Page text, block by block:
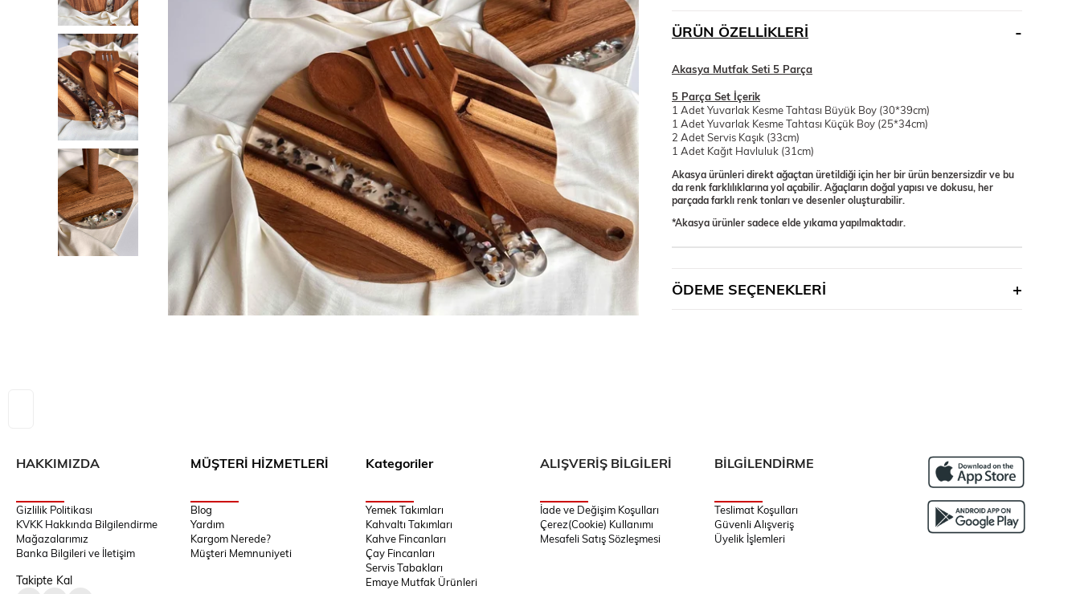
ÜRÜN ÖZELLIKLERI
Akasya Mutfak Seti 5 Parça
5 Parça Set İçerik
1 Adet Yuvarlak Kesme Tahtası Büyük Boy (30*39cm)
1 Adet Yuvarlak Kesme Tahtası Küçük Boy (25*34cm)
2 Adet Servis Kaşık (33cm)
1 Adet Kağıt Havluluk (31cm)
Akasya ürünleri direkt ağaçtan üretildiği için her bir ürün benzersizdir ve bu
da renk farklılıklarına yol açabilir. Ağaçların doğal yapısı ve dokusu, her
parçada farklı renk tonları ve desenler oluşturabilir.
*Akasya ürünler sadece elde yıkama yapılmaktadır.
ÖDEME SEÇENEKLERI
HAKKIMIZDA
Gizlilik Politikası
KVKK Hakkında Bilgilendirme
Mağazalarımız
Banka Bilgileri ve İletişim
Takipte Kal
MÜŞTERİ HİZMETLERİ
Blog
Yardım
Kargom Nerede?
Müşteri Memnuniyeti
Kategoriler
Yemek Takımları
Kahvaltı Takımları
Kahve Fincanları
Çay Fincanları
Servis Tabakları
Emaye Mutfak Ürünleri
ALIŞVERİŞ BİLGİLERİ
İade ve Değişim Koşulları
Çerez(Cookie) Kullanımı
Mesafeli Satış Sözleşmesi
BİLGİLENDİRME
Teslimat Koşulları
Güvenli Alışveriş
Üyelik İşlemleri